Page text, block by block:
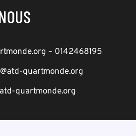
– 0142468195
quartmonde.org
quartmonde.org